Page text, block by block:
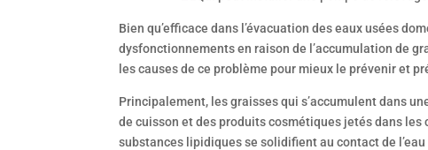
Bien qu’efficace dans l’évacuation des eaux usées
dysfonctionnements en raison de l’accumulation de
les causes de ce problème pour mieux le prévenir et
Principalement, les graisses qui s’accumulent dans
de cuisson et des produits cosmétiques jetés dans
substances lipidiques se solidifient au contact de